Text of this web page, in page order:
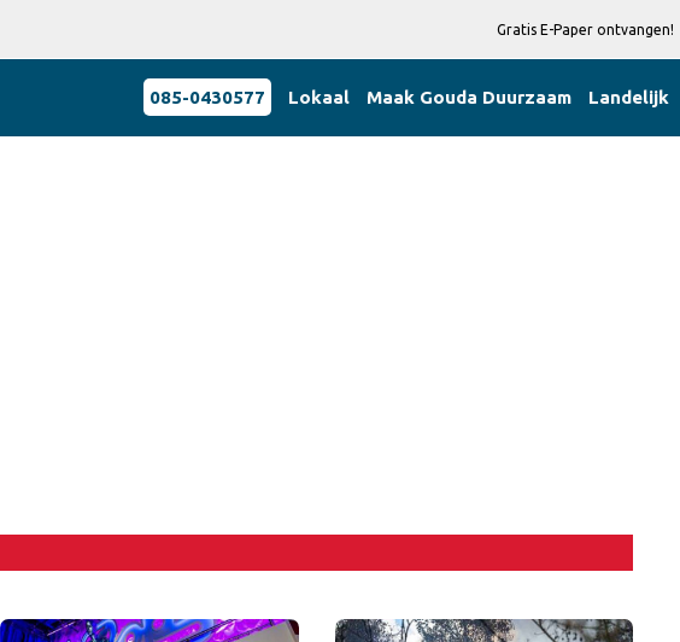
Gratis E-Paper ontvangen!
085-0430577 Lokaal Maak Gouda Duurzaam Landelijk